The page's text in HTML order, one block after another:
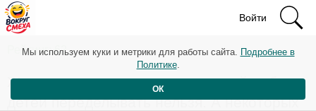
Войти
Рейтинг: 62
Жаль, что в отличие от остальной работы,
детей переделывать нельзя. А некоторых
Мы используем куки и метрики для работы сайта. Подробнее в
Политике.
ОК